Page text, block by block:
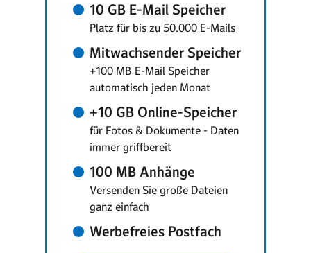
10 GB E-Mail Speicher
Platz für bis zu 50.000 E-Mails
Mitwachsender Speicher
+100 MB E-Mail Speicher
automatisch jeden Monat
+10 GB Online-Speicher
für Fotos & Dokumente - Daten
immer griffbereit
100 MB Anhänge
Versenden Sie große Dateien
ganz einfach
Werbefreies Postfach